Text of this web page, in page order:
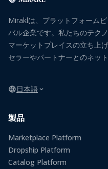
Miraklは、プラットフォーム
バル企業です。私たちのテク
マーケットプレイスの立ち上
セラーやパートナーとのネッ
日本語
製品
Marketplace Platform
Dropship Platform
Catalog Platform